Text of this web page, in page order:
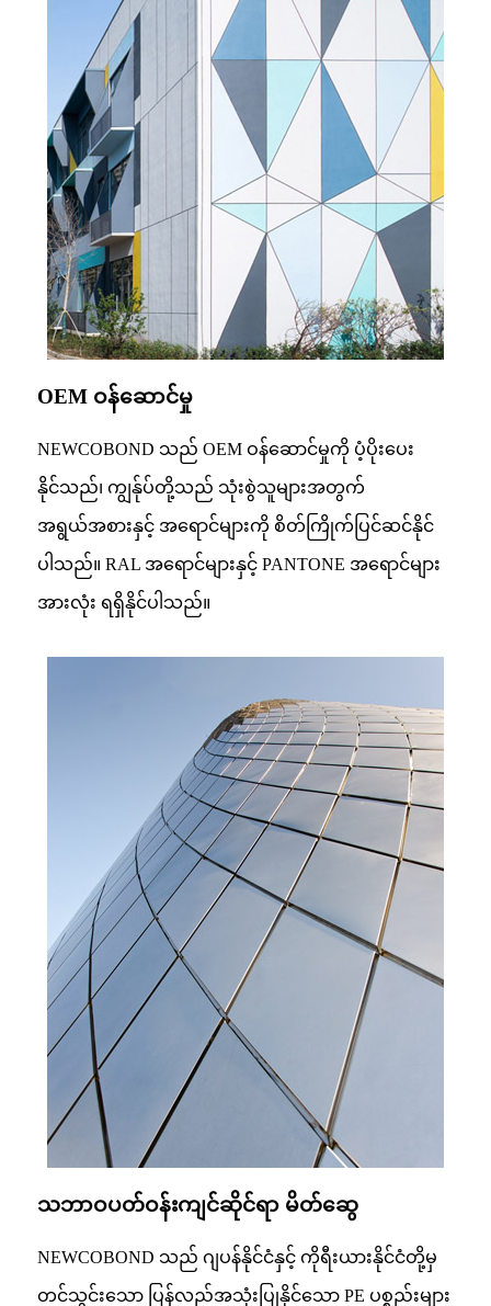
OEM ဝန်ဆောင်မှု
NEWCOBOND သည် OEM ဝန်ဆောင်မှုကို ပံ့ပိုးပေး
နိုင်သည်၊ ကျွန်ုပ်တို့သည် သုံးစွဲသူများအတွက်
အရွယ်အစားနှင့် အရောင်များကို စိတ်ကြိုက်ပြင်ဆင်နိုင်
ပါသည်။ RAL အရောင်များနှင့် PANTONE အရောင်များ
အားလုံး ရရှိနိုင်ပါသည်။
သဘာဝပတ်ဝန်းကျင်ဆိုင်ရာ မိတ်ဆွေ
NEWCOBOND သည် ဂျပန်နိုင်ငံနှင့် ကိုရီးယားနိုင်ငံတို့မှ
တင်သွင်းသော ပြန်လည်အသုံးပြုနိုင်သော PE ပစ္စည်းများ